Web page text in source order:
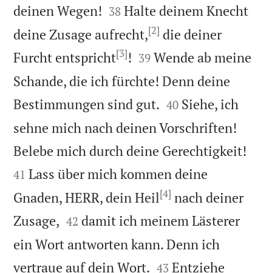
deinen Wegen! 

38 Halte deinem Knecht
deine Zusage aufrecht,[2] die deiner
Furcht entspricht[3]! 

39 Wende ab meine
Schande, die ich fürchte! Denn deine
Bestimmungen sind gut. 

40 Siehe, ich
sehne mich nach deinen Vorschriften!
Belebe mich durch deine Gerechtigkeit!
41 Lass über mich kommen deine
Gnaden, HERR, dein Heil[4] nach deiner
Zusage, 

42 damit ich meinem Lästerer
ein Wort antworten kann. Denn ich
vertraue auf dein Wort. 

43 Entziehe